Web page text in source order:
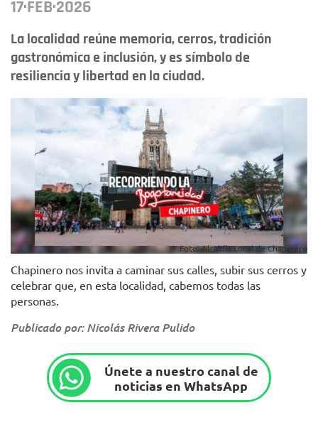
17·FEB·2026
La localidad reúne memoria, cerros, tradición
gastronómica e inclusión, y es símbolo de
resiliencia y libertad en la ciudad.
Foto: Alcaldía Local de Chapinero
Chapinero nos invita a caminar sus calles, subir sus cerros y
celebrar que, en esta localidad, cabemos todas las
personas.
Publicado por: Nicolás Rivera Pulido
Únete a nuestro canal de
noticias en WhatsApp